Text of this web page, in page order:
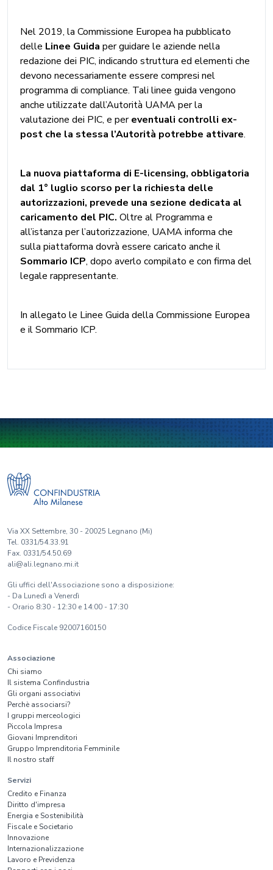
Nel 2019, la Commissione Europea ha pubblicato
delle Linee Guida per guidare le aziende nella
redazione dei PIC, indicando struttura ed elementi che
devono necessariamente essere compresi nel
programma di compliance. Tali linee guida vengono
anche utilizzate dall’Autorità UAMA per la
valutazione dei PIC, e pereventuali controlli ex-
post che la stessa l’Autorità potrebbe attivare.
La nuova piattaforma di E-licensing, obbligatoria
dal 1° luglio scorso per la richiesta delle
autorizzazioni, prevede una sezione dedicata al
caricamento del PIC. Oltre al Programma e
all’istanza per l’autorizzazione, UAMA informa che
sulla piattaforma dovrà essere caricato anche il
Sommario ICP, dopo averlo compilato e con firma del
legale rappresentante.
In allegato le Linee Guida della Commissione Europea
e il Sommario ICP.
Via XX Settembre, 30 - 20025 Legnano (Mi)
Tel. 0331/54.33.91
Fax. 0331/54.50.69
ali@ali.legnano.mi.it
Gli uffici dell'Associazione sono a disposizione:
- Da Lunedì a Venerdì
- Orario 8:30 - 12:30 e 14:00 - 17:30
Codice Fiscale 92007160150
Associazione
Chi siamo
Il sistema Confindustria
Gli organi associativi
Perchè associarsi?
I gruppi merceologici
Piccola Impresa
Giovani Imprenditori
Gruppo Imprenditoria Femminile
Il nostro staff
Servizi
Credito e Finanza
Diritto d'impresa
Energia e Sostenibilità
Fiscale e Societario
Innovazione
Internazionalizzazione
Lavoro e Previdenza